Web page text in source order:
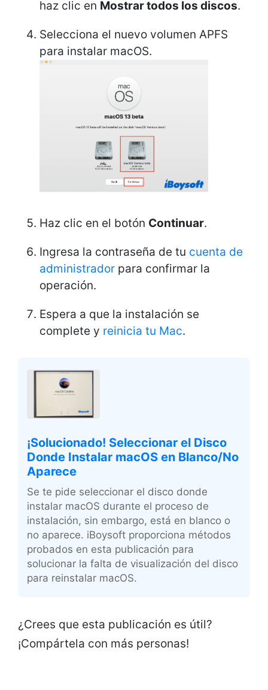
haz clic en Mostrar todos los discos.
Selecciona el nuevo volumen APFS
para instalar macOS.
Haz clic en el botón Continuar.
Ingresa la contraseña de tu cuenta de
administrador para confirmar la
operación.
Espera a que la instalación se
complete y reinicia tu Mac.
¡Solucionado! Seleccionar el Disco
Donde Instalar macOS en Blanco/No
Aparece
Se te pide seleccionar el disco donde
instalar macOS durante el proceso de
instalación, sin embargo, está en blanco o
no aparece. iBoysoft proporciona métodos
probados en esta publicación para
solucionar la falta de visualización del disco
para reinstalar macOS.
¿Crees que esta publicación es útil?
¡Compártela con más personas!